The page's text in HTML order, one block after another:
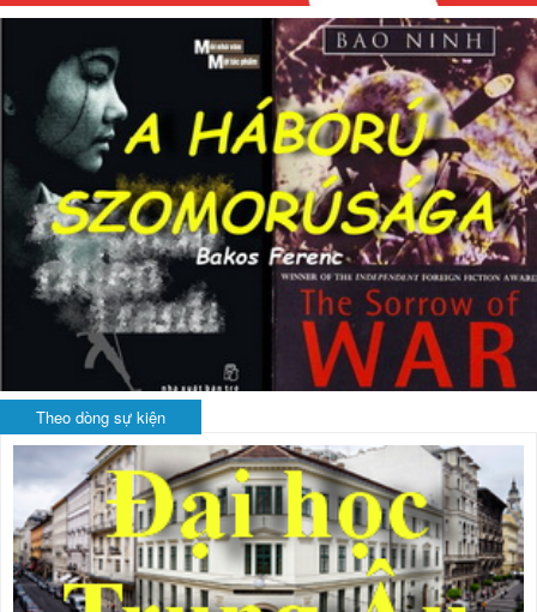
Theo dòng sự kiện